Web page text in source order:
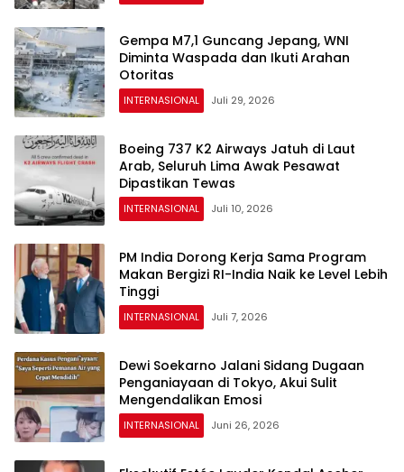
Gempa M7,1 Guncang Jepang, WNI
Diminta Waspada dan Ikuti Arahan
Otoritas
INTERNASIONAL Juli 29, 2026
Boeing 737 K2 Airways Jatuh di Laut
Arab, Seluruh Lima Awak Pesawat
Dipastikan Tewas
INTERNASIONAL Juli 10, 2026
PM India Dorong Kerja Sama Program
Makan Bergizi RI-India Naik ke Level Lebih
Tinggi
INTERNASIONAL Juli 7, 2026
Dewi Soekarno Jalani Sidang Dugaan
Penganiayaan di Tokyo, Akui Sulit
Mengendalikan Emosi
INTERNASIONAL Juni 26, 2026